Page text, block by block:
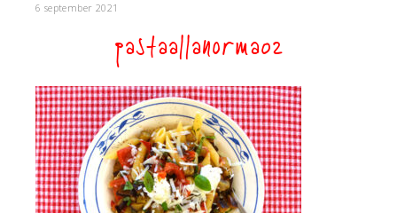
6 september 2021
pastaallanorma02